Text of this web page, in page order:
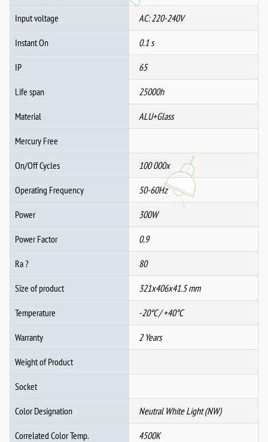
Input voltage AC: 220-240V
Instant On 0.1 s
IP 65
Life span 25000h
Material ALU+Glass
Mercury Free
On/Off Cycles 100 000x
Operating Frequency 50-60Hz
Power 300W
Power Factor 0.9
Ra ? 80
Size of product 321x406x41.5 mm
Temperature -20°C / +40°C
Warranty 2 Years
Weight of Product
Socket
Color Designation Neutral White Light (NW)
Correlated Color Temp. 4500K